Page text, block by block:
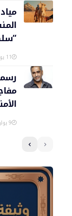
11 يوليو، 2026
9 يوليو، 2026